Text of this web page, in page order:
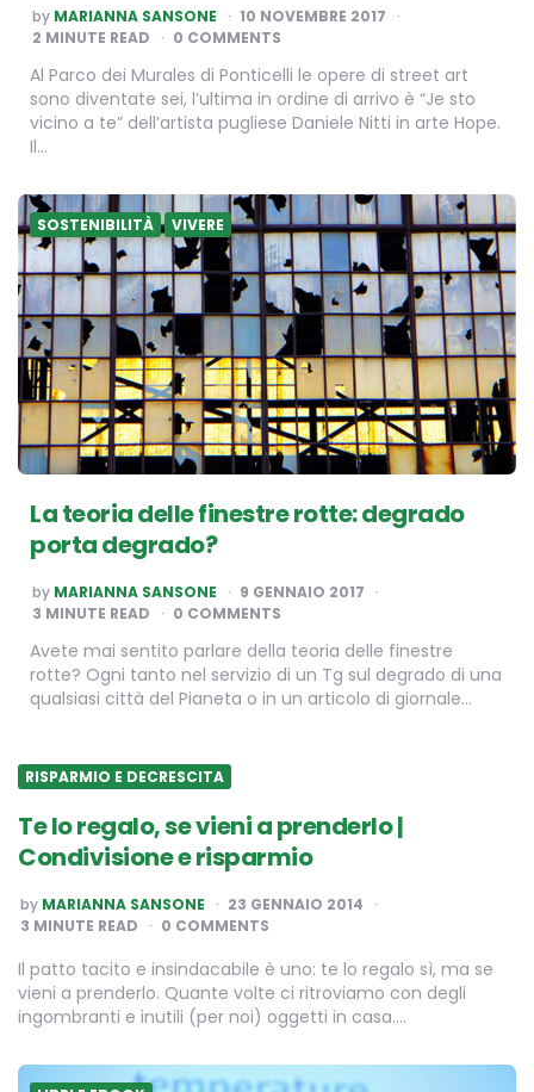
POSTED
BY
by MARIANNA SANSONE
10 NOVEMBRE 2017
2 MINUTE READ 0 COMMENTS
Al Parco dei Murales di Ponticelli le opere di street art
sono diventate sei, l’ultima in ordine di arrivo è “Je sto
vicino a te” dell’artista pugliese Daniele Nitti in arte Hope.
Il…
SOSTENIBILITÀ VIVERE
La teoria delle finestre rotte: degrado
porta degrado?
POSTED
BY
by MARIANNA SANSONE
9 GENNAIO 2017
3 MINUTE READ 0 COMMENTS
Avete mai sentito parlare della teoria delle finestre
rotte? Ogni tanto nel servizio di un Tg sul degrado di una
qualsiasi città del Pianeta o in un articolo di giornale…
RISPARMIO E DECRESCITA
Te lo regalo, se vieni a prenderlo |
Condivisione e risparmio
POSTED
BY
by MARIANNA SANSONE
23 GENNAIO 2014
3 MINUTE READ 0 COMMENTS
Il patto tacito e insindacabile è uno: te lo regalo sì, ma se
vieni a prenderlo. Quante volte ci ritroviamo con degli
ingombranti e inutili (per noi) oggetti in casa….